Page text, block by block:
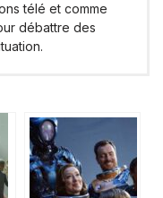
télé et comme
débattre des